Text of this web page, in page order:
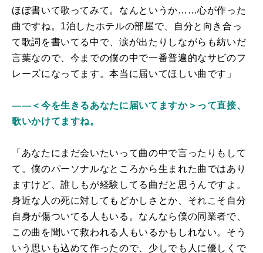
ほぼ書いて歌ってみて。なんというか……心が作った
曲ですね。1泊したホテルの部屋で、自分と向き合っ
て歌詞を書いてる中で、涙が出たりしながらも紡いだ
言葉なので、今までの僕の中で一番普遍的なサビのフ
レーズになってます。本当に届いてほしい曲です」
――＜今を生きるあなたに届いてますか＞って直接、
歌いかけてますね。
「あなたにまだ会いたいって曲の中で言ったりもして
て。僕のパーソナルなところから生まれた曲ではあり
ますけど、誰しもが経験してる曲だと思うんですよ。
身近な人の死に対してもどかしさとか、それこそ自分
自身が傷ついてる人もいる。なんなら僕の同業者で、
この曲を聞いて救われる人もいるかもしれない。そう
いう思いも込めて作ったので、少しでも人に優しくで